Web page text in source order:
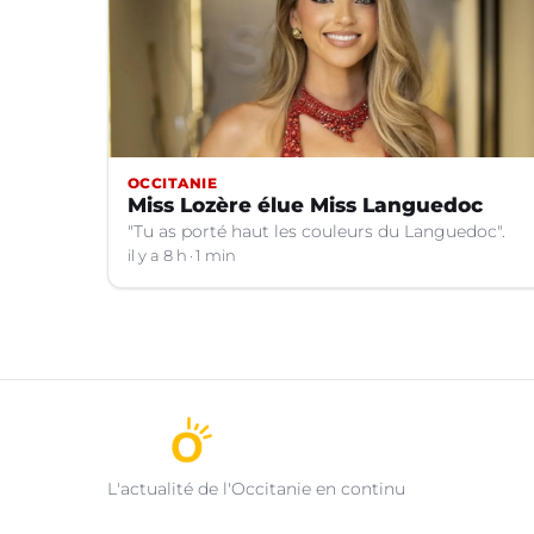
OCCITANIE
Miss Lozère élue Miss Languedoc
"Tu as porté haut les couleurs du Languedoc".
il y a 8 h 1 min
L'actualité de l'Occitanie en continu